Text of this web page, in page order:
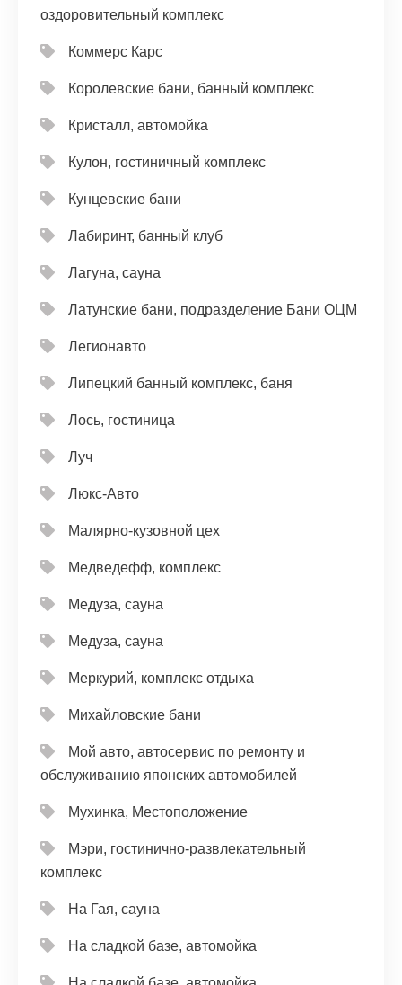
оздоровительный комплекс
Коммерс Карс
Королевские бани, банный комплекс
Кристалл, автомойка
Кулон, гостиничный комплекс
Кунцевские бани
Лабиринт, банный клуб
Лагуна, сауна
Латунские бани, подразделение Бани ОЦМ
Легионавто
Липецкий банный комплекс, баня
Лось, гостиница
Луч
Люкс-Авто
Малярно-кузовной цех
Медведефф, комплекс
Медуза, сауна
Медуза, сауна
Меркурий, комплекс отдыха
Михайловские бани
Мой авто, автосервис по ремонту и
обслуживанию японских автомобилей
Мухинка, Местоположение
Мэри, гостинично-развлекательный
комплекс
На Гая, сауна
На сладкой базе, автомойка